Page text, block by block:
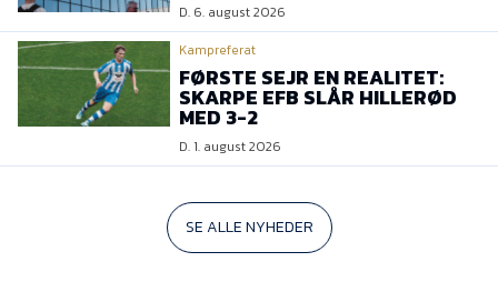
D. 6. august 2026
Kampreferat
FØRSTE SEJR EN REALITET:
SKARPE EFB SLÅR HILLERØD
MED 3-2
D. 1. august 2026
SE ALLE NYHEDER